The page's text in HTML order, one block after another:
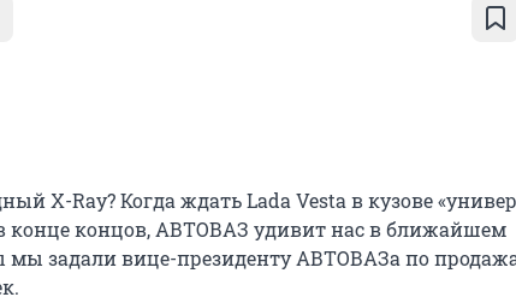
X-Ray? Когда ждать Lada Vesta в кузове
конце концов, АВТОВАЗ удивит нас в ближайшем
мы задали вице-президенту АВТОВАЗа по